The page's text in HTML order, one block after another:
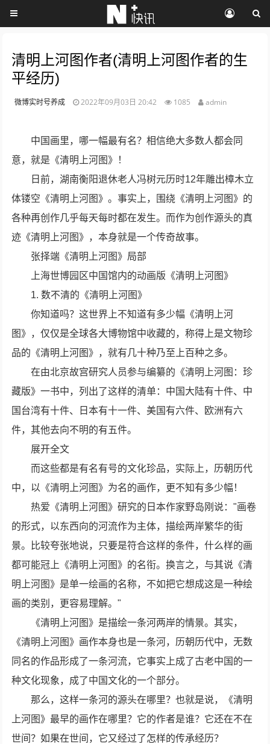
清明上河图作者(清明上河图作者的生
平经历)
微博实时号养成 2022年09月03日 20:42 1085 admin
中国画里，哪一幅最有名？相信绝大多数人都会同
意，就是《清明上河图》！
日前，湖南衡阳退休老人冯树元历时12年雕出樟木立
体镂空《清明上河图》。事实上，围绕《清明上河图》的
各种再创作几乎每天每时都在发生。而作为创作源头的真
迹《清明上河图》，本身就是一个传奇故事。
张择端《清明上河图》局部
上海世博园区中国馆内的动画版《清明上河图》
1. 数不清的《清明上河图》
你知道吗？这世界上不知道有多少幅《清明上河
图》，仅仅是全球各大博物馆中收藏的，称得上是文物珍
品的《清明上河图》，就有几十种乃至上百种之多。
在由北京故宫研究人员参与编纂的《清明上河图：珍
藏版》一书中，列出了这样的清单：中国大陆有十件、中
国台湾有十件、日本有十一件、美国有六件、欧洲有六
件，其他去向不明的有五件。
展开全文
而这些都是有名有号的文化珍品，实际上，历朝历代
中，以《清明上河图》为名的画作，更不知有多少幅！
热爱《清明上河图》研究的日本作家野岛刚说："画卷
的形式，以东西向的河流作为主体，描绘两岸繁华的街
景。比较夸张地说，只要是符合这样的条件，什么样的画
都可能冠上《清明上河图》的名衔。换言之，与其说《清
明上河图》是单一绘画的名称，不如把它想成这是一种绘
画的类别，更容易理解。"
《清明上河图》是描绘一条河两岸的情景。其实，
《清明上河图》画作本身也是一条河，历朝历代中，无数
同名的作品形成了一条河流，它事实上成了古老中国的一
种文化现象，成了中国文化的一个部分。
那么，这样一条河的源头在哪里？也就是说，《清明
上河图》最早的画作在哪里？它的作者是谁？它还在不在
世间？如果在世间，它又经过了怎样的传承经历？